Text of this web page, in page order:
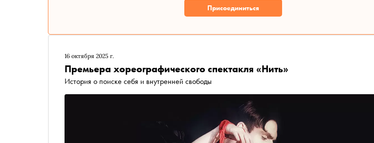
Присоединиться
16 октября 2025 г.
Премьера хореографического спектакля «Нить»
История о поиске себя и внутренней свободы